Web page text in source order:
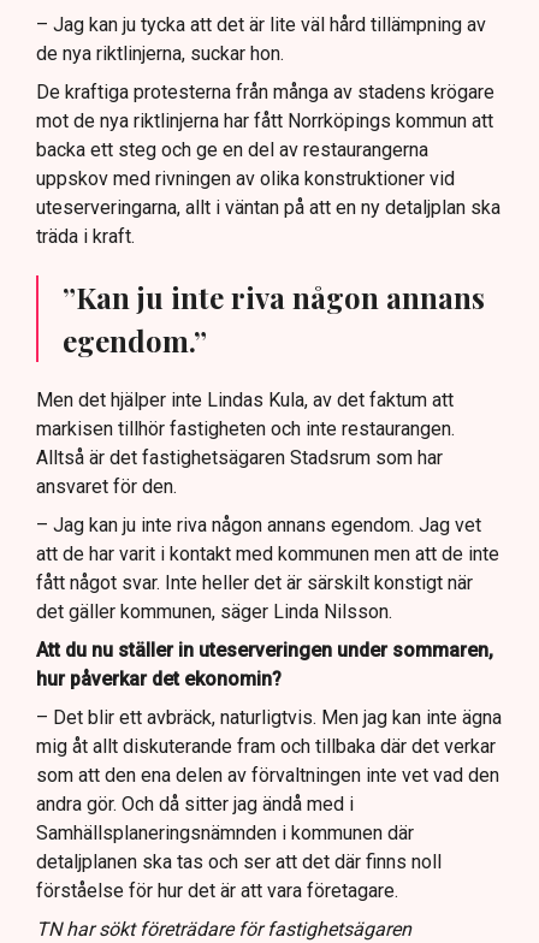
– Jag kan ju tycka att det är lite väl hård tillämpning av
de nya riktlinjerna, suckar hon.
De kraftiga protesterna från många av stadens krögare
mot de nya riktlinjerna har fått Norrköpings kommun att
backa ett steg och ge en del av restaurangerna
uppskov med rivningen av olika konstruktioner vid
uteserveringarna, allt i väntan på att en ny detaljplan ska
träda i kraft.
”Kan ju inte riva någon annans
egendom.”
Men det hjälper inte Lindas Kula, av det faktum att
markisen tillhör fastigheten och inte restaurangen.
Alltså är det fastighetsägaren Stadsrum som har
ansvaret för den.
– Jag kan ju inte riva någon annans egendom. Jag vet
att de har varit i kontakt med kommunen men att de inte
fått något svar. Inte heller det är särskilt konstigt när
det gäller kommunen, säger Linda Nilsson.
Att du nu ställer in uteserveringen under sommaren,
hur påverkar det ekonomin?
– Det blir ett avbräck, naturligtvis. Men jag kan inte ägna
mig åt allt diskuterande fram och tillbaka där det verkar
som att den ena delen av förvaltningen inte vet vad den
andra gör. Och då sitter jag ändå med i
Samhällsplaneringsnämnden i kommunen där
detaljplanen ska tas och ser att det där finns noll
förståelse för hur det är att vara företagare.
TN har sökt företrädare för fastighetsägaren